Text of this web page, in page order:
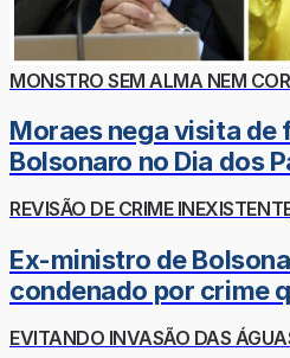
MONSTRO SEM ALMA NEM
Moraes nega visita de
Bolsonaro no Dia dos
REVISÃO DE CRIME
Ex-ministro de
condenado por crime
EVITANDO INVASÃO DAS